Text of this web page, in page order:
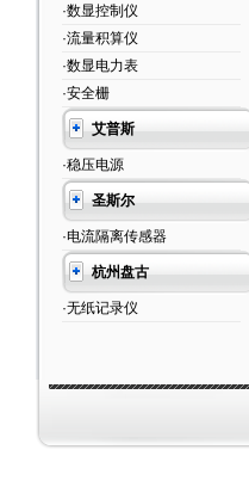
·数显控制仪
·流量积算仪
·数显电力表
·安全栅
艾普斯
·稳压电源
圣斯尔
·电流隔离传感器
杭州盘古
·无纸记录仪